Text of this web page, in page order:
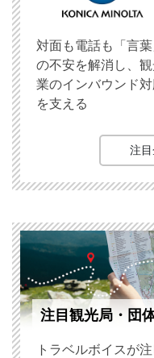
対面も電話も「言葉
の不安を解消し、
業のインバウンド
を支える
注
注目観光局・団
トラベルボイスが